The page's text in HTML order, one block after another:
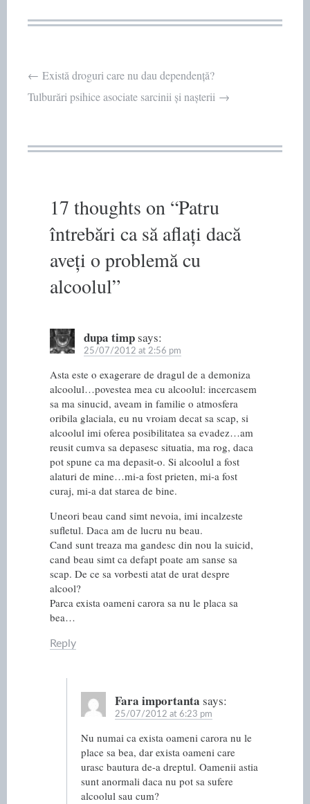
Post
← Există droguri care nu dau dependență?
Tulburări psihice asociate sarcinii și nașterii →
17 thoughts on “Patru
întrebări ca să aflați dacă
aveți o problemă cu
alcoolul”
dupa timpsays:
25/07/2012 at 2:56 pm
Asta este o exagerare de dragul de a demoniza
alcoolul…povestea mea cu alcoolul: incercasem
sa ma sinucid, aveam in familie o atmosfera
oribila glaciala, eu nu vroiam decat sa scap, si
alcoolul imi oferea posibilitatea sa evadez…am
reusit cumva sa depasesc situatia, ma rog, daca
pot spune ca ma depasit-o. Si alcoolul a fost
alaturi de mine…mi-a fost prieten, mi-a fost
curaj, mi-a dat starea de bine.
Uneori beau cand simt nevoia, imi incalzeste
sufletul. Daca am de lucru nu beau.
Cand sunt treaza ma gandesc din nou la suicid,
cand beau simt ca defapt poate am sanse sa
scap. De ce sa vorbesti atat de urat despre
alcool?
Parca exista oameni carora sa nu le placa sa
bea…
Reply
Fara importanta says:
25/07/2012 at 6:23 pm
Nu numai ca exista oameni carora nu le
place sa bea, dar exista oameni care
urasc bautura de-a dreptul. Oamenii astia
sunt anormali daca nu pot sa sufere
alcoolul sau cum?